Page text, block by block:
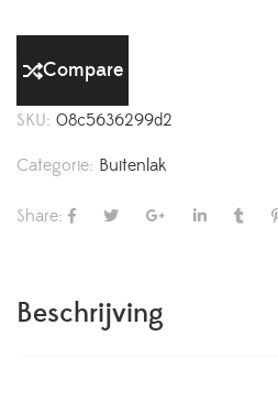
Compare
SKU: 08c5636299d2
Categorie: Buitenlak
Share:
Beschrijving